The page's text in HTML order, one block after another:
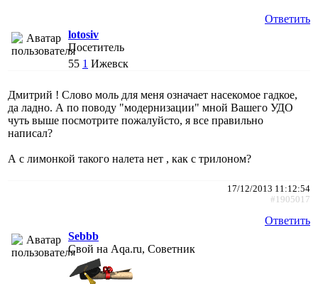
Ответить
lotosiv
Посетитель
55 1 Ижевск
Дмитрий ! Слово моль для меня означает насекомое гадкое,
да ладно. А по поводу "модернизации" мной Вашего УДО
чуть выше посмотрите пожалуйсто, я все правильно
написал?
А с лимонкой такого налета нет , как с трилоном?
17/12/2013 11:12:54
#1905017
Ответить
Sebbb
Свой на Aqa.ru, Советник